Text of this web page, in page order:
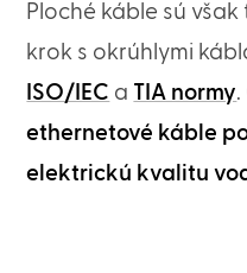
Ploché káble sú
krok s okrúhlymi
ISO/IEC a TIA normy
ethernetové káble
elektrickú kvalitu